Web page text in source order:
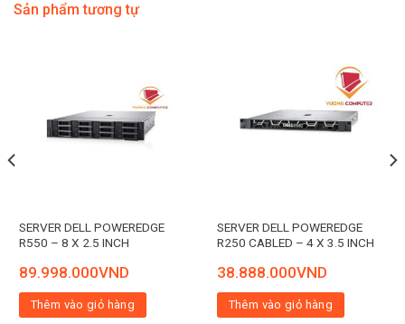
Sản phẩm tương tự
SERVER DELL POWEREDGE
R550 – 8 X 2.5 INCH
89.998.000VND
Thêm vào giỏ hàng
SERVER DELL POWEREDGE
R250 CABLED – 4 X 3.5 INCH
38.888.000VND
Thêm vào giỏ hàng